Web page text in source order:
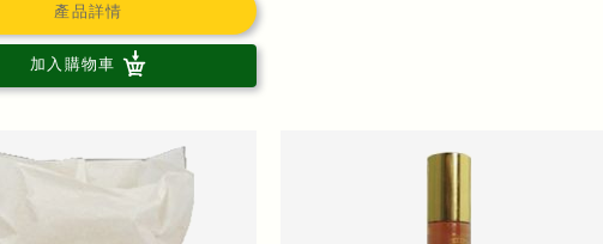
產品詳情
加入購物車